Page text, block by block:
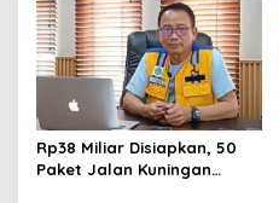
Muda
Rp38 Miliar Disiapkan, 50
Paket Jalan Kuningan